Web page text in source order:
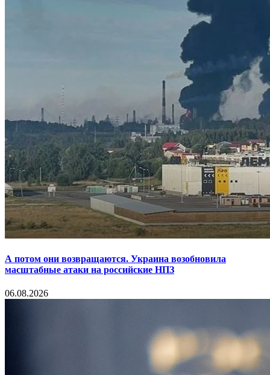
А потом они возвращаются. Украина возобновила
масштабные атаки на российские НПЗ
06.08.2026